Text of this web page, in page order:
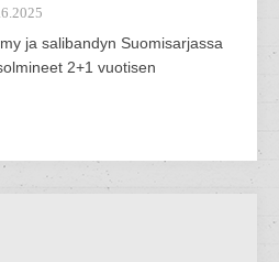
ja salibandyn Suomisarjassa
2+1 vuotisen